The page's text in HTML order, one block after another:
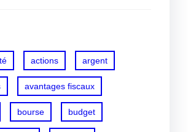
actions argent
avantages fiscaux
bourse budget